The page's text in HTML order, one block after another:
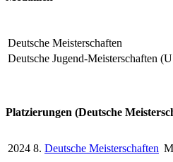
Deutsche Meisterschaften
Deutsche Jugend-Meisterschaften
Platzierungen (Deutsche
2024 8. Deutsche Meisterschaften